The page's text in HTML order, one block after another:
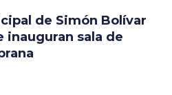
de Simón Bolívar
inauguran sala de